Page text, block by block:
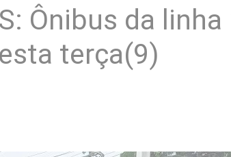
Ônibus da linha
terça(9)